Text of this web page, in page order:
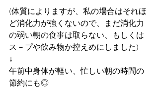
(体質によりますが、私の場合はそれほ
ど消化力が強くないので、まだ消化力
の弱い朝の食事は取らない、もしくは
ス－プや飲み物か控えめにしました)
↓
午前中身体が軽い、忙しい朝の時間の
節約にも◎